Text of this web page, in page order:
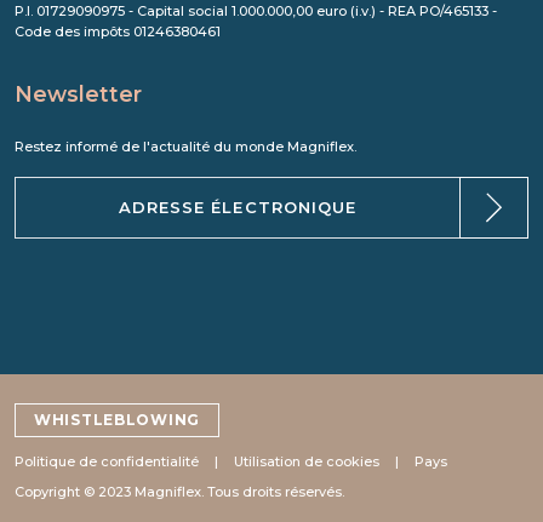
P.I. 01729090975 - Capital social 1.000.000,00 euro (i.v.) - REA PO/465133 -
Code des impôts 01246380461
Newsletter
Restez informé de l'actualité du monde Magniflex.
WHISTLEBLOWING
Politique de confidentialité Utilisation de cookies
Pays
Copyright © 2023 Magniflex. Tous droits réservés.